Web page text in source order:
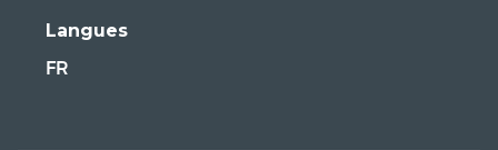
Langues
FR